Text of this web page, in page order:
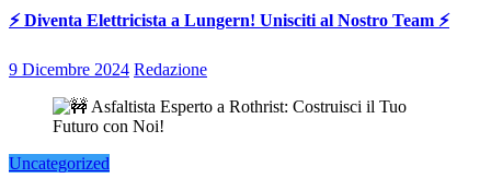
⚡ Diventa Elettricista a Lungern! Unisciti al Nostro Team ⚡
9 Dicembre 2024 Redazione
Uncategorized